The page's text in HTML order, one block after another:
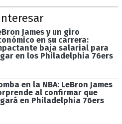
James y un giro
en su carrera:
baja salarial para
en los Philadelphia 76ers
en la NBA: LeBron James
al confirmar que
en Philadelphia 76ers